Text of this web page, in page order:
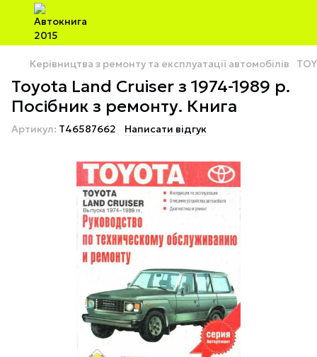
Керівництва з ремонту та експлуатації автомобілів
Toyota Land Cruiser з 1974-1989 р.
Посібник з ремонту. Книга
Артикул: T46587662 Написати відгук